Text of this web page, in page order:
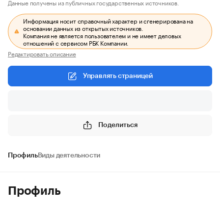
Данные получены из публичных государственных источников.
Информация носит справочный характер и сгенерирована на
основании данных из открытых источников.
Компания не является пользователем и не имеет деловых
отношений с сервисом РБК Компании.
Редактировать описание
Управлять страницей
Поделиться
ПрофильВиды деятельности
Профиль